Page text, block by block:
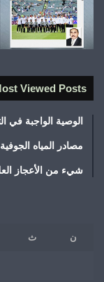
Viewed Posts
الوصية الواجبة في
مصادر المياه
شيء من الأعجاز
ن ث